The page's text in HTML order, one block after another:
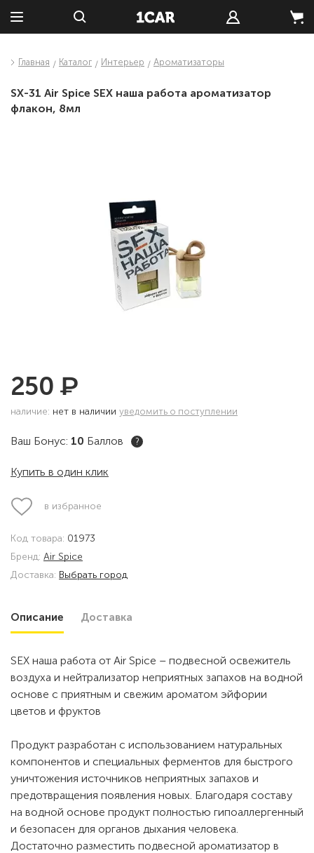
Главная Каталог Интерьер Ароматизаторы
SX-31 Air Spice SEX наша работа ароматизатор
флакон, 8мл
250 ₽
наличие: нет в наличии уведомить о поступлении
Ваш Бонус: 10 Баллов ?
Купить в один клик
в избранное
Код товара: 01973
Бренд: Air Spice
Доставка: Выбрать город
Описание Доставка
SEX наша работа от Air Spice – подвесной освежитель
воздуха и нейтрализатор неприятных запахов на водной
основе с приятным и свежим ароматом эйфории
цветов и фруктов
Продукт разработан с использованием натуральных
компонентов и специальных ферментов для быстрого
уничтожения источников неприятных запахов и
предотвращения появления новых. Благодаря составу
на водной основе продукт полностью гипоаллергенный
и безопасен для органов дыхания человека.
Достаточно разместить подвесной ароматизатор в